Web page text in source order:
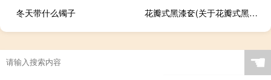
冬天带什么镯子
花瓣式黑漆奁(关于花瓣式黑漆奁简述)
☚